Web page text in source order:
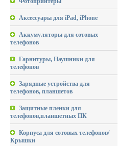
Аксессуары для iPad, iPhone
Аккумуляторы для сотовых
телефонов
Гарнитуры, Наушники для
телефонов
Зарядные устройства для
телефонов, планшетов
Защитные пленки для
телефонов,планшетных ПК
Корпуса для сотовых телефонов/
Крышки